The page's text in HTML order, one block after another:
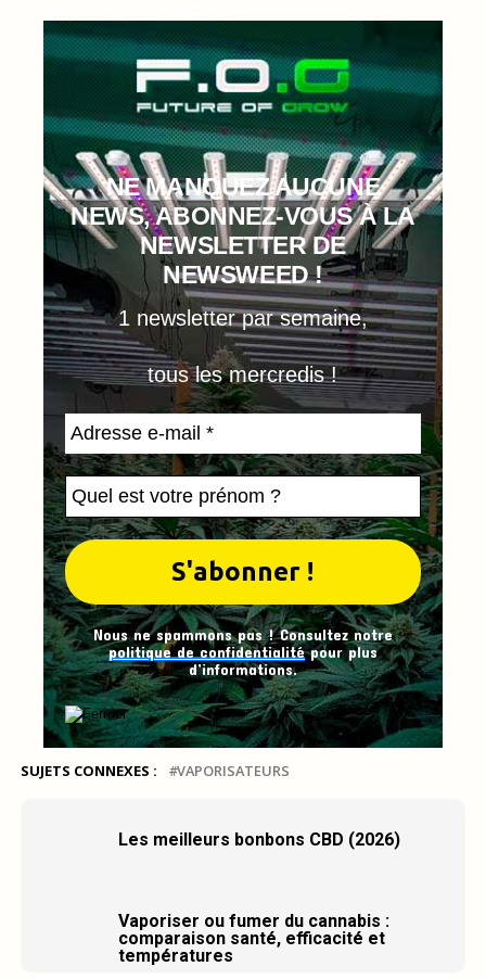
NE MANQUEZ AUCUNE
NEWS, ABONNEZ-VOUS À LA
NEWSLETTER DE
NEWSWEED !
1 newsletter par semaine,
tous les mercredis !
Nous ne spammons pas ! Consultez notre
politique de confidentialitépour plus
d’informations.
SUJETS CONNEXES : VAPORISATEURS
Les meilleurs bonbons CBD (2026)
Vaporiser ou fumer du cannabis :
comparaison santé, efficacité et
températures